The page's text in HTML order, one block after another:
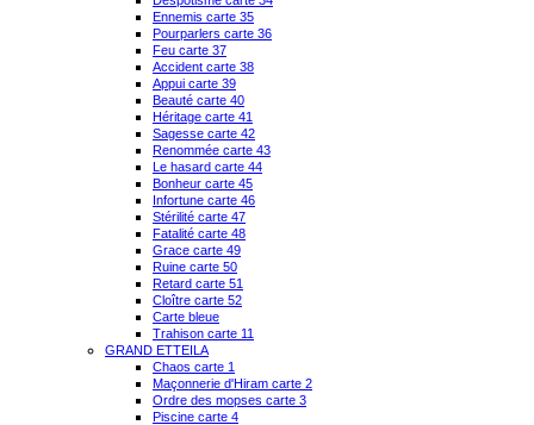
Ennemis carte 35
Pourparlers carte 36
Feu carte 37
Accident carte 38
Appui carte 39
Beauté carte 40
Héritage carte 41
Sagesse carte 42
Renommée carte 43
Le hasard carte 44
Bonheur carte 45
Infortune carte 46
Stérilité carte 47
Fatalité carte 48
Grace carte 49
Ruine carte 50
Retard carte 51
Cloître carte 52
Carte bleue
Trahison carte 11
GRAND ETTEILA
Chaos carte 1
Maçonnerie d'Hiram carte 2
Ordre des mopses carte 3
Piscine carte 4